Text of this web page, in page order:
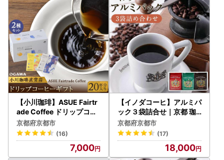
【小川珈琲】ASUE Fairtr
ade Coffee ドリップコー
ヒー（20杯分)｜京都 人気
ブランド コーヒー
京都府京都市
(16)
7,000
【イノダコーヒ】アルミパ
ック３袋詰合せ｜京都 珈
琲 人気ブランド レギュラ
ーコーヒー
京都府京都市
(17)
18,000